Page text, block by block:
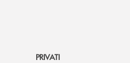
PRIVATI